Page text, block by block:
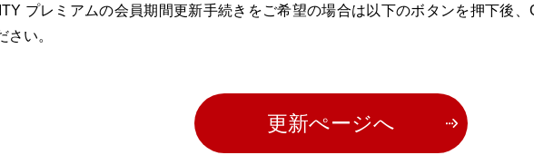
Nintendo Switch™ 2
Nintendo Switch™
Steam® / Windows®
プレミアムの会員期間更新手続きをご希望の場合は以下のボタンを押下後
さい。
更新ぺージへ